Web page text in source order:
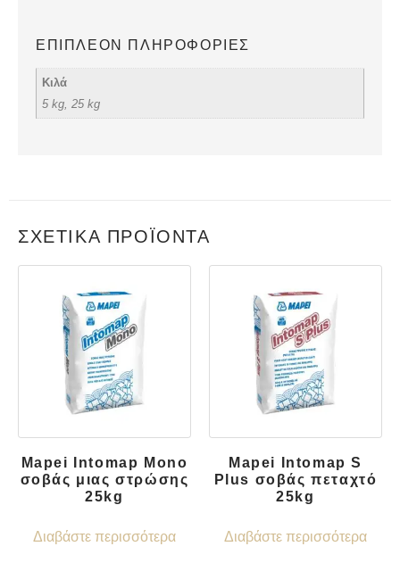
ΕΠΙΠΛΈΟΝ ΠΛΗΡΟΦΟΡΊΕΣ
Κιλά
5 kg, 25 kg
ΣΧΕΤΙΚΆ ΠΡΟΪΌΝΤΑ
Mapei Intomap Mono
σοβάς μιας στρώσης
25kg
Διαβάστε περισσότερα
Mapei Intomap S
Plus σοβάς πεταχτό
25kg
Διαβάστε περισσότερα